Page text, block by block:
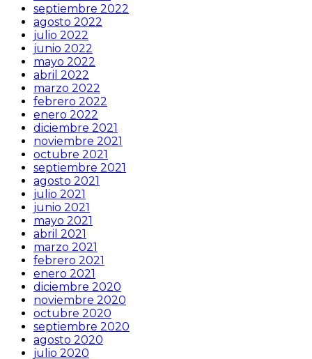
septiembre 2022
agosto 2022
julio 2022
junio 2022
mayo 2022
abril 2022
marzo 2022
febrero 2022
enero 2022
diciembre 2021
noviembre 2021
octubre 2021
septiembre 2021
agosto 2021
julio 2021
junio 2021
mayo 2021
abril 2021
marzo 2021
febrero 2021
enero 2021
diciembre 2020
noviembre 2020
octubre 2020
septiembre 2020
agosto 2020
julio 2020